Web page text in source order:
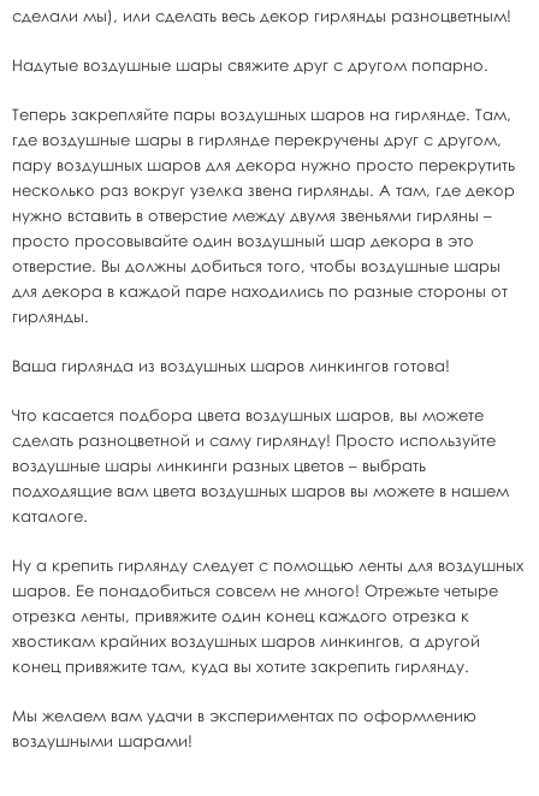
сделали мы), или сделать весь декор гирлянды разноцветным!
Надутые воздушные шары свяжите друг с другом попарно.
Теперь закрепляйте пары воздушных шаров на гирлянде. Там,
где воздушные шары в гирлянде перекручены друг с другом,
пару воздушных шаров для декора нужно просто перекрутить
несколько раз вокруг узелка звена гирлянды. А там, где декор
нужно вставить в отверстие между двумя звеньями гирляны –
просто просовывайте один воздушный шар декора в это
отверстие. Вы должны добиться того, чтобы воздушные шары
для декора в каждой паре находились по разные стороны от
гирлянды.
Ваша гирлянда из воздушных шаров линкингов готова!
Что касается подбора цвета воздушных шаров, вы можете
сделать разноцветной и саму гирлянду! Просто используйте
воздушные шары линкинги разных цветов – выбрать
подходящие вам цвета воздушных шаров вы можете в нашем
каталоге.
Ну а крепить гирлянду следует с помощью ленты для воздушных
шаров. Ее понадобиться совсем не много! Отрежьте четыре
отрезка ленты, привяжите один конец каждого отрезка к
хвостикам крайних воздушных шаров линкингов, а другой
конец привяжите там, куда вы хотите закрепить гирлянду.
Мы желаем вам удачи в экспериментах по оформлению
воздушными шарами!